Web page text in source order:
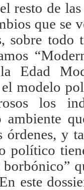
resto de
que se
sobre
Edad
modelo
los
ambiente
órdenes, y
político
este